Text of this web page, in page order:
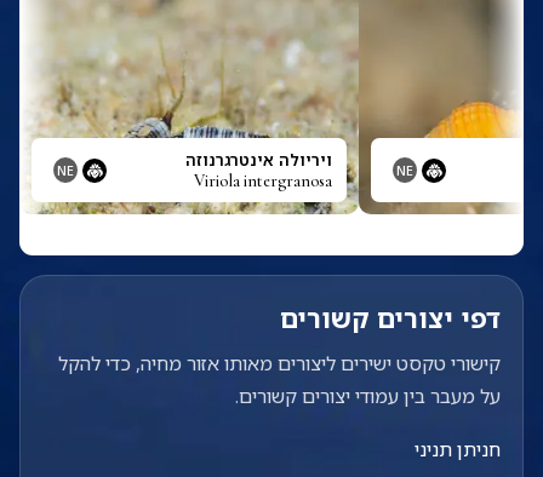
NE ויריולה אינטרגרנוזה
Viriola intergranosa
NE
דפי יצורים קשורים
קישורי טקסט ישירים ליצורים מאותו אזור מחיה, כדי להקל
על מעבר בין עמודי יצורים קשורים.
חניתן תניני